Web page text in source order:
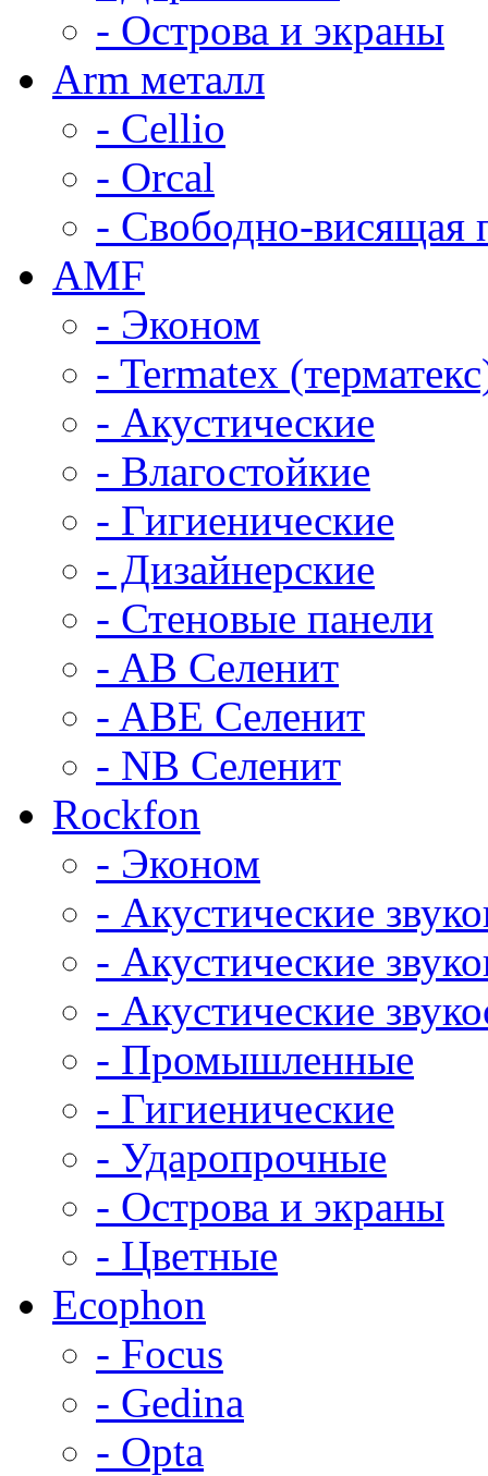
- Острова и экраны
Arm металл
- Cellio
- Orcal
- Свободно-висящая
AMF
- Эконом
- Termatex
- Акустические
- Влагостойкие
- Гигиенические
- Дизайнерские
- Стеновые панели
- AB Селенит
- ABE Селенит
- NB Селенит
Rockfon
- Эконом
- Акустические
- Акустические
- Акустические
- Промышленные
- Гигиенические
- Ударопрочные
- Острова и экраны
- Цветные
Ecophon
- Focus
- Gedina
- Opta